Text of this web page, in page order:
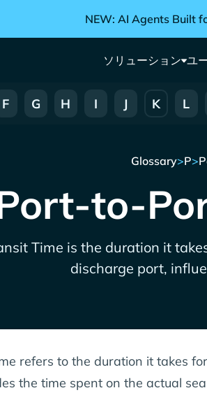
NEW: AI Agents Built
ソリューション ユ
F G H I J K L
Glossary>P>
to-
Time is the duration it
discharge port,
refers to the duration it takes
the time spent on the actual